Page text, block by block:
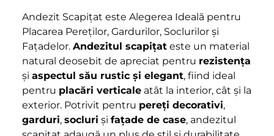
Andezit Scapițat este Alegerea Ideală pentru
Placarea Pereților, Gardurilor, Soclurilor și
Fațadelor. Andezitul scapițateste un material
natural deosebit de apreciat pentru rezistența
și aspectul său rustic și elegant, fiind ideal
pentru placări verticaleatât la interior, cât și la
exterior. Potrivit pentru pereți decorativi,
garduri, socluri și fațade de case, andezitul